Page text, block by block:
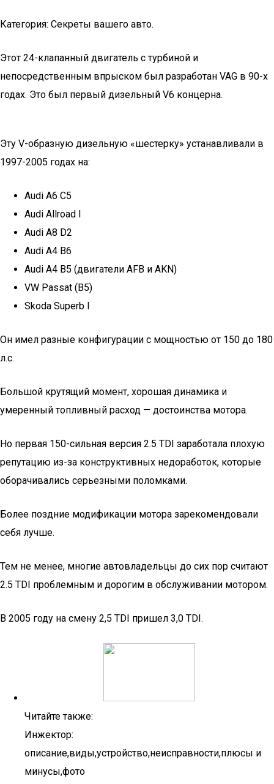
Категория: Секреты вашего авто.
Этот 24-клапанный двигатель с турбиной и
непосредственным впрыском был разработан VAG в 90-х
годах. Это был первый дизельный V6 концерна.
Эту V-образную дизельную «шестерку» устанавливали в
1997-2005 годах на:
Audi A6 С5
Audi Allroad I
Audi A8 D2
Audi A4 B6
Audi A4 B5 (двигатели AFB и AKN)
VW Passat (B5)
Skoda Superb I
Он имел разные конфигурации с мощностью от 150 до 180
л.с.
Большой крутящий момент, хорошая динамика и
умеренный топливный расход — достоинства мотора.
Но первая 150-сильная версия 2.5 TDI заработала плохую
репутацию из-за конструктивных недоработок, которые
оборачивались серьезными поломками.
Более поздние модификации мотора зарекомендовали
себя лучше.
Тем не менее, многие автовладельцы до сих пор считают
2.5 TDI проблемным и дорогим в обслуживании мотором.
В 2005 году на смену 2,5 TDI пришел 3,0 TDI.
Читайте также:
Инжектор:
описание,виды,устройство,неисправности,плюсы и
минусы,фото